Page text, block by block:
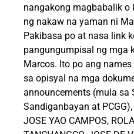
nangakong magbabalik o
ng nakaw na yaman ni
Pakibasa po at nasa link
pangungumpisal ng mga
Marcos. Ito po ang
sa opisyal na mga
announcements (mula sa
Sandiganbayan at
JOSE YAO CAMPOS,